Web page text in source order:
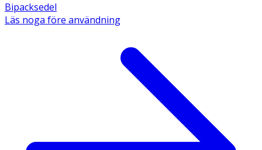
Bipacksedel
Läs noga före användning